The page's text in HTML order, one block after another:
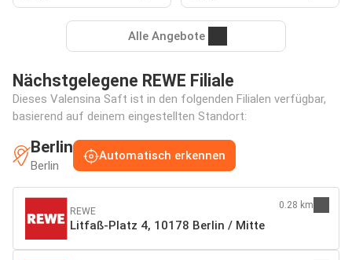
Alle Angebote
Nächstgelegene REWE Filiale
Dieses Valensina Saft ist in den folgenden Filialen verfügbar,
basierend auf deinem eingestellten Standort:
Berlin
Berlin
Automatisch erkennen
REWE
Litfaß-Platz 4, 10178 Berlin / Mitte
0.28 km